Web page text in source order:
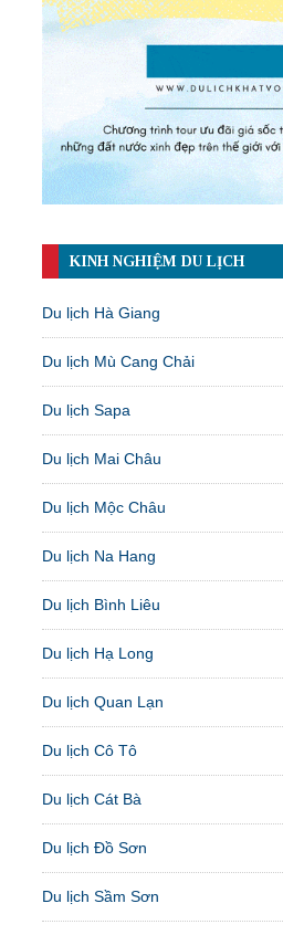
KINH NGHIỆM DU LỊCH
Du lịch Hà Giang
Du lịch Mù Cang Chải
Du lịch Sapa
Du lịch Mai Châu
Du lịch Mộc Châu
Du lịch Na Hang
Du lịch Bình Liêu
Du lịch Hạ Long
Du lịch Quan Lạn
Du lịch Cô Tô
Du lịch Cát Bà
Du lịch Đồ Sơn
Du lịch Sầm Sơn